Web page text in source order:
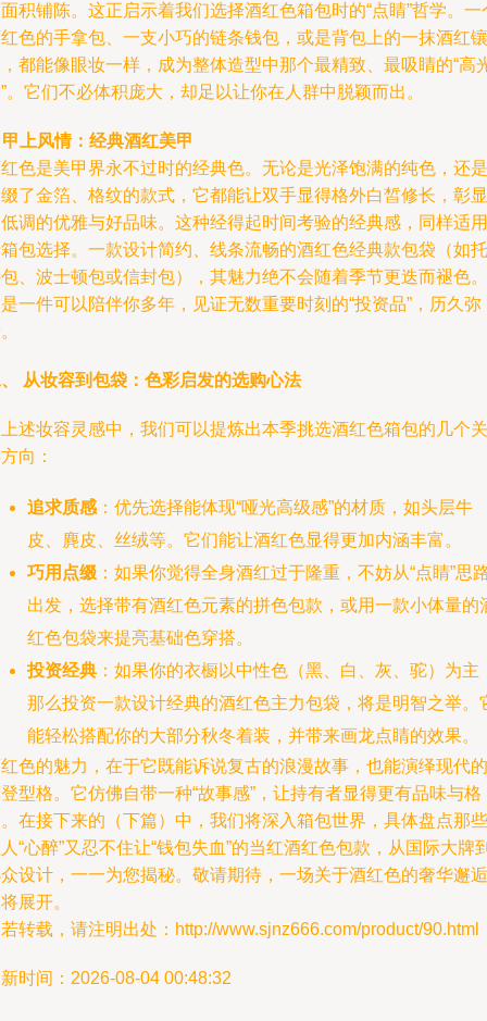
积铺陈。这正启示着我们选择酒红色箱包时的“点睛”哲学。一
色的手拿包、一支小巧的链条钱包，或是背包上的一抹酒红镶
都能像眼妆一样，成为整体造型中那个最精致、最吸睛的“高
。它们不必体积庞大，却足以让你在人群中脱颖而出。
甲上风情：经典酒红美甲
色是美甲界永不过时的经典色。无论是光泽饱满的纯色，还是
了金箔、格纹的款式，它都能让双手显得格外白皙修长，彰显
调的优雅与好品味。这种经得起时间考验的经典感，同样适用
包选择。一款设计简约、线条流畅的酒红色经典款包袋（如托
、波士顿包或信封包），其魅力绝不会随着季节更迭而褪色。
一件可以陪伴你多年，见证无数重要时刻的“投资品”，历久弥
从妆容到包袋：色彩启发的选购心法
述妆容灵感中，我们可以提炼出本季挑选酒红色箱包的几个关
向：
追求质感 ：优先选择能体现“哑光高级感”的材质，如头层牛
皮、麂皮、丝绒等。它们能让酒红色显得更加内涵丰富。
巧用点缀 ：如果你觉得全身酒红过于隆重，不妨从“点睛”思
出发，选择带有酒红色元素的拼色包款，或用一款小体量的
红色包袋来提亮基础色穿搭。
投资经典 ：如果你的衣橱以中性色（黑、白、灰、驼）为主
那么投资一款设计经典的酒红色主力包袋，将是明智之举。
能轻松搭配你的大部分秋冬着装，并带来画龙点睛的效果。
色的魅力，在于它既能诉说复古的浪漫故事，也能演绎现代的
型格。它仿佛自带一种“故事感”，让持有者显得更有品味与格
在接下来的（下篇）中，我们将深入箱包世界，具体盘点那些
“心醉”又忍不住让“钱包失血”的当红酒红色包款，从国际大牌
设计，一一为您揭秘。敬请期待，一场关于酒红色的奢华邂逅
展开。
转载，请注明出处：http://www.sjnz666.com/product/90.html
时间：2026-08-04 00:48:32